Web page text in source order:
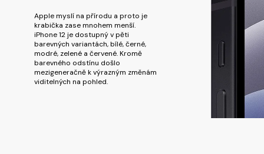
Apple myslí na přírodu a proto je
krabička zase mnohem menší.
iPhone 12 je dostupný v pěti
barevných variantách, bílé, černé,
modré, zelené a červené. Kromě
barevného odstínu došlo
mezigeneračně k výrazným změnám
viditelných na pohled.